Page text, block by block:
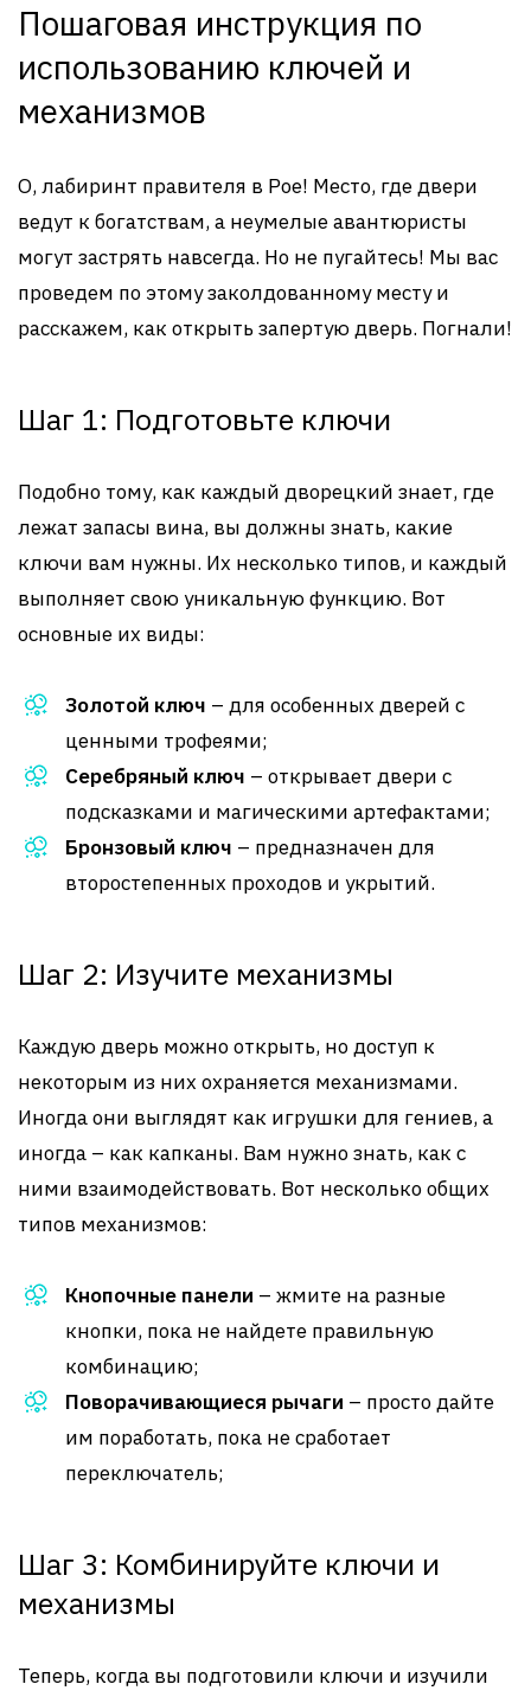
Пошаговая инструкция по
использованию ключей и
механизмов
О, лабиринт правителя в Poe! Место, где двери
ведут к богатствам, а неумелые авантюристы
могут застрять навсегда. Но не пугайтесь! Мы вас
проведем по этому заколдованному месту и
расскажем, как открыть запертую дверь. Погнали!
Шаг 1: Подготовьте ключи
Подобно тому, как каждый дворецкий знает, где
лежат запасы вина, вы должны знать, какие
ключи вам нужны. Их несколько типов, и каждый
выполняет свою уникальную функцию. Вот
основные их виды:
Золотой ключ – для особенных дверей с
ценными трофеями;
Серебряный ключ – открывает двери с
подсказками и магическими артефактами;
Бронзовый ключ – предназначен для
второстепенных проходов и укрытий.
Шаг 2: Изучите механизмы
Каждую дверь можно открыть, но доступ к
некоторым из них охраняется механизмами.
Иногда они выглядят как игрушки для гениев, а
иногда – как капканы. Вам нужно знать, как с
ними взаимодействовать. Вот несколько общих
типов механизмов:
Кнопочные панели – жмите на разные
кнопки, пока не найдете правильную
комбинацию;
Поворачивающиеся рычаги – просто дайте
им поработать, пока не сработает
переключатель;
Шаг 3: Комбинируйте ключи и
механизмы
Теперь, когда вы подготовили ключи и изучили